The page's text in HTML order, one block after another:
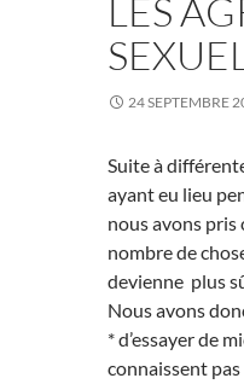
LES
24 SEPTEMBRE
Suite à
ayant eu lieu
nous avons pris
nombre de
devienne plus
Nous avons
* d’essayer de
connaissent pas